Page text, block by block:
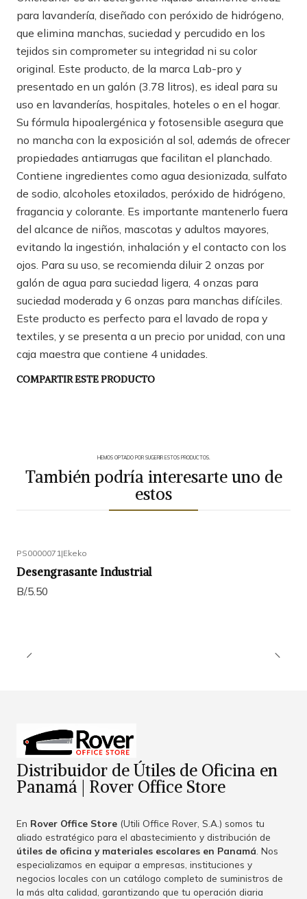
para lavandería, diseñado con peróxido de hidrógeno,
que elimina manchas, suciedad y percudido en los
tejidos sin comprometer su integridad ni su color
original. Este producto, de la marca Lab-pro y
presentado en un galón (3.78 litros), es ideal para su
uso en lavanderías, hospitales, hoteles o en el hogar.
Su fórmula hipoalergénica y fotosensible asegura que
no mancha con la exposición al sol, además de ofrecer
propiedades antiarrugas que facilitan el planchado.
Contiene ingredientes como agua desionizada, sulfato
de sodio, alcoholes etoxilados, peróxido de hidrógeno,
fragancia y colorante. Es importante mantenerlo fuera
del alcance de niños, mascotas y adultos mayores,
evitando la ingestión, inhalación y el contacto con los
ojos. Para su uso, se recomienda diluir 2 onzas por
galón de agua para suciedad ligera, 4 onzas para
suciedad moderada y 6 onzas para manchas difíciles.
Este producto es perfecto para el lavado de ropa y
textiles, y se presenta a un precio por unidad, con una
caja maestra que contiene 4 unidades.
COMPARTIR ESTE PRODUCTO
HEMOS OPTADO POR SUGERIR ESTOS PRODUCTOS.
También podría interesarte uno de
estos
PS0000071 |Ekeko
Desengrasante Industrial
B/.5.50
Distribuidor de Útiles de Oficina en
Panamá | Rover Office Store
En Rover Office Store (Utili Office Rover, S.A.) somos tu
aliado estratégico para el abastecimiento y distribución de
útiles de oficina y materiales escolares en Panamá . Nos
especializamos en equipar a empresas, instituciones y
negocios locales con un catálogo completo de suministros de
la más alta calidad, garantizando que tu operación diaria